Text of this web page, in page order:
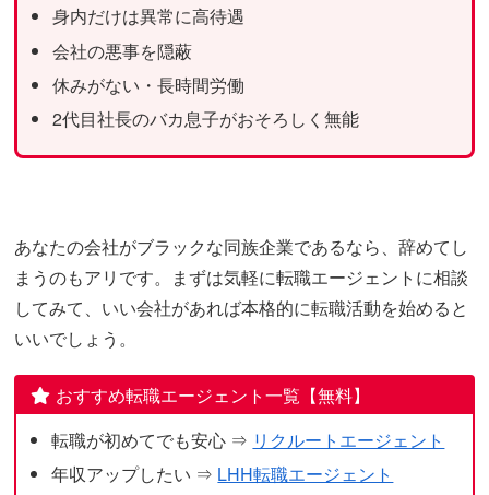
身内だけは異常に高待遇
会社の悪事を隠蔽
休みがない・長時間労働
2代目社長のバカ息子がおそろしく無能
あなたの会社がブラックな同族企業であるなら、辞めてし
まうのもアリです。まずは気軽に転職エージェントに相談
してみて、いい会社があれば本格的に転職活動を始めると
いいでしょう。
おすすめ転職エージェント一覧【無料】
転職が初めてでも安心 ⇒ リクルートエージェント
年収アップしたい ⇒ LHH転職エージェント